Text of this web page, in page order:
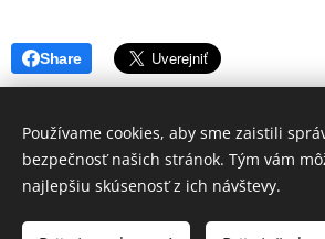
Share
© 2021 Lipirea s.r.o, prosím
autora! fotografie pre Lipirea: Iveta
Používame cookies, aby sme zaistili
bezpečnosť našich stránok. Tým vám
najlepšiu skúsenosť z ich návštevy.